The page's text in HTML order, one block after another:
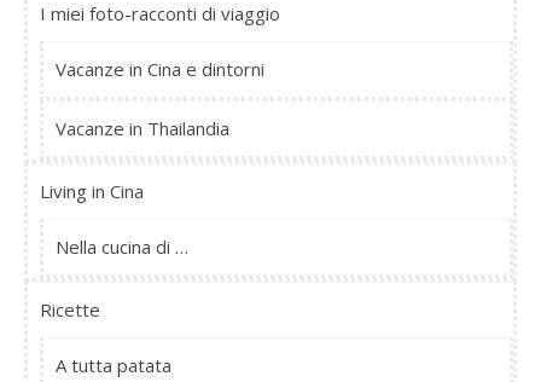
I miei foto-racconti di viaggio
Vacanze in Cina e dintorni
Vacanze in Thailandia
Living in Cina
Nella cucina di …
Ricette
A tutta patata